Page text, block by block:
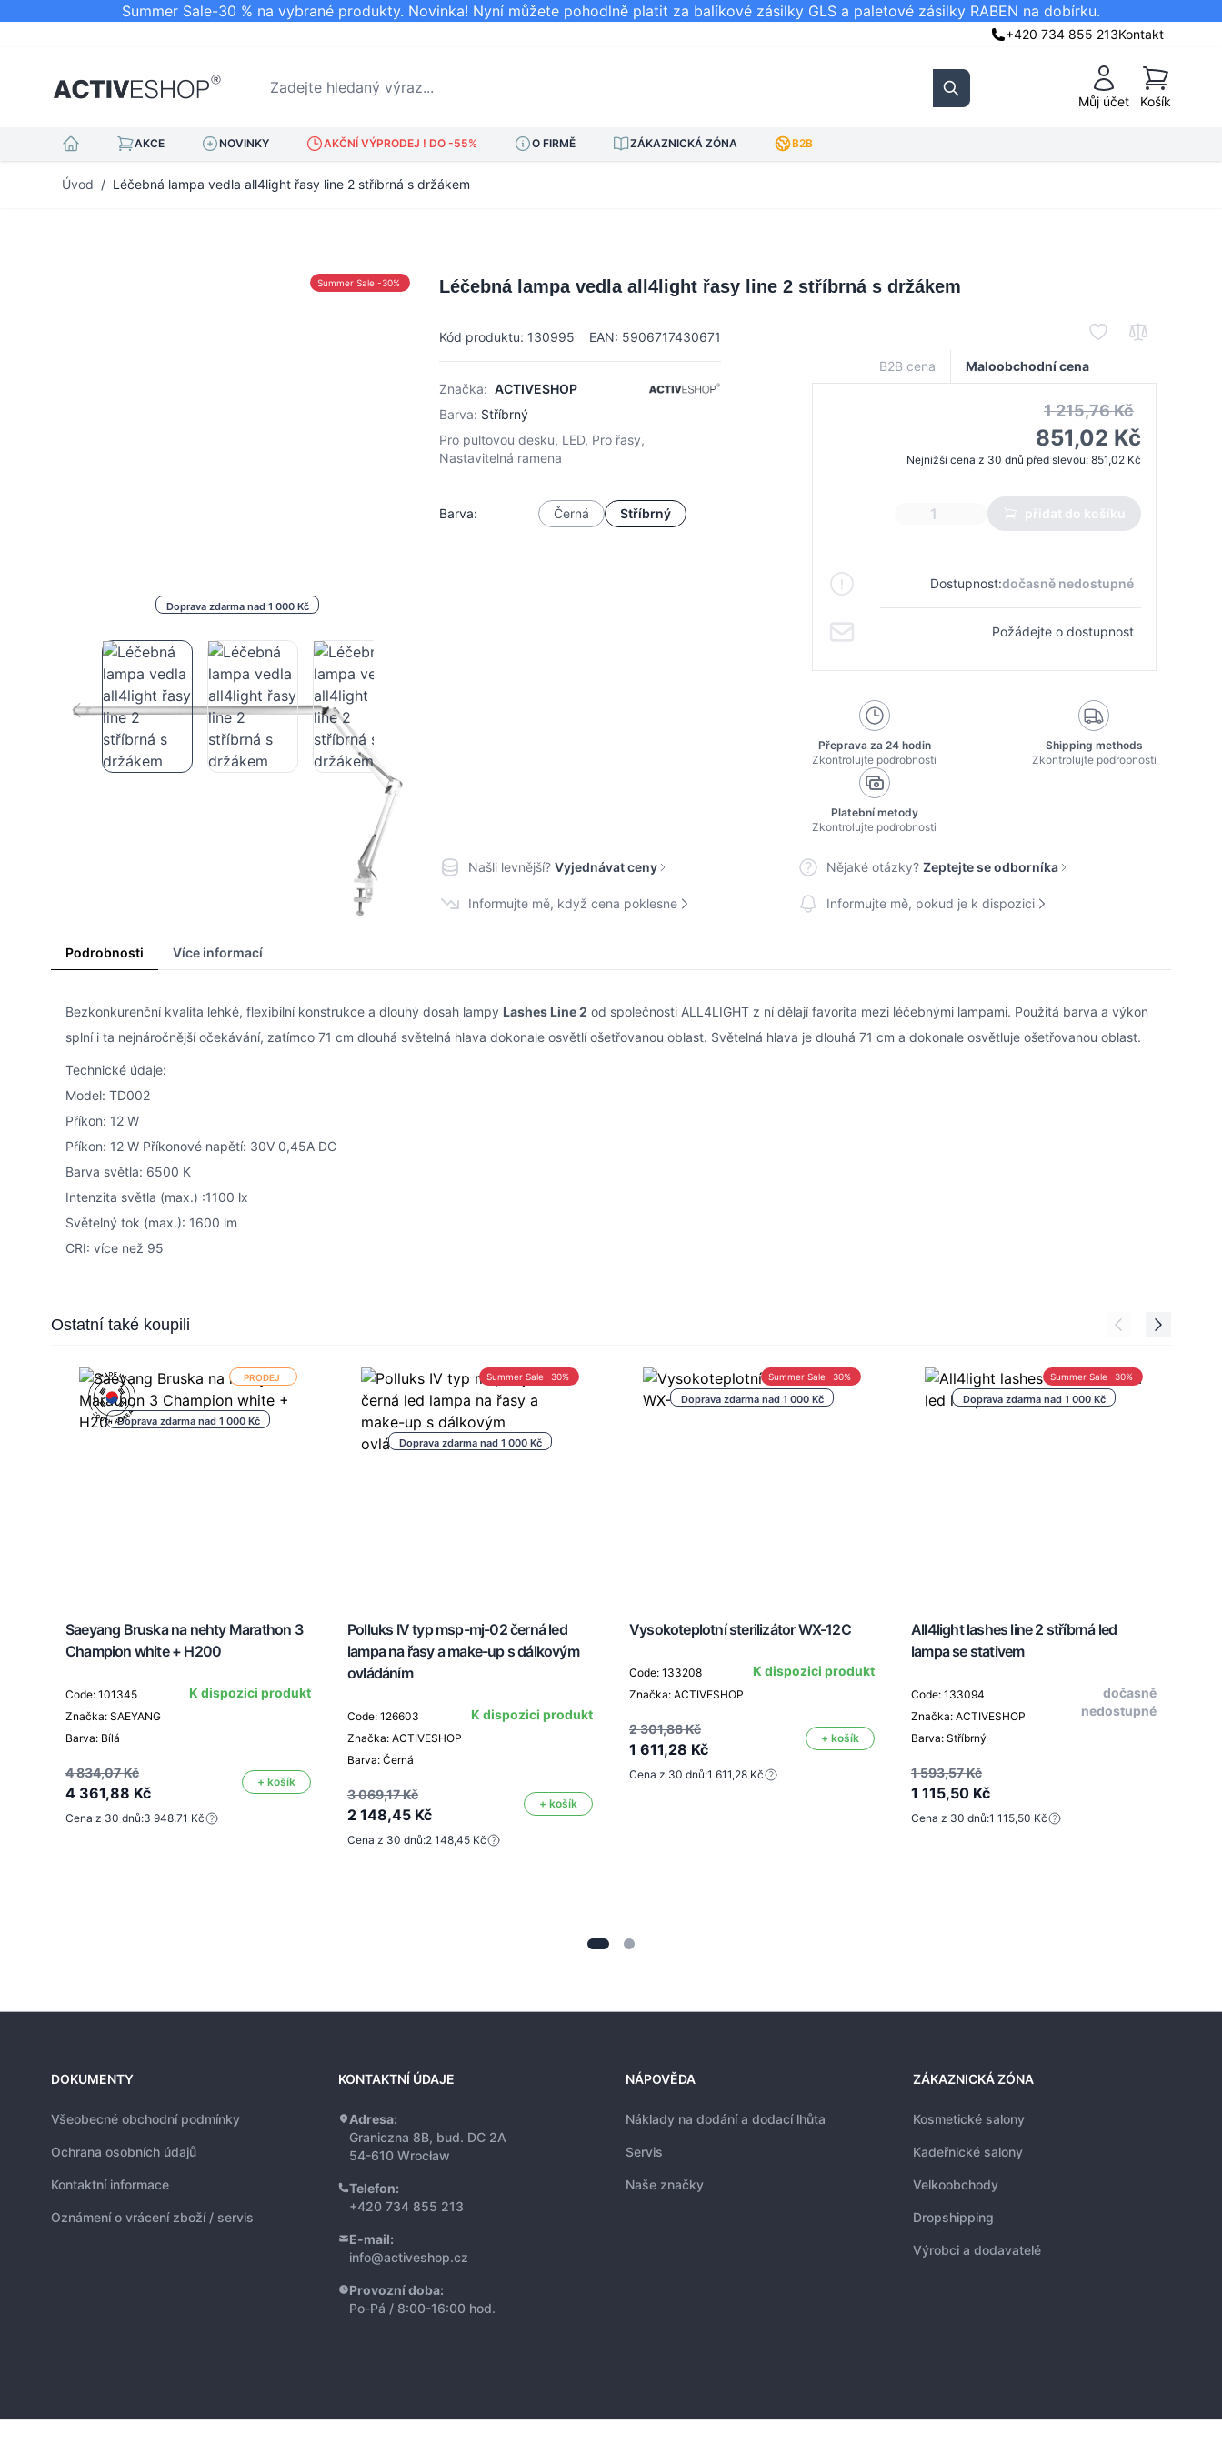
Summer Sale-30 % na vybrané produkty. Novinka! Nyní můžete pohodlně platit za balíkové zásilky GLS a paletové zásilky RABEN na dobírku.
+420 734 855 213Kontakt
Zadejte hledaný výraz...
Search Můj účet
Košík
Košík
AKCE NOVINKY AKČNÍ VÝPRODEJ ! DO -55% O FIRMĚ ZÁKAZNICKÁ ZÓNA B2B
Úvod / Léčebná lampa vedla all4light řasy line 2 stříbrná s držákem
Doprava zdarma nad 1 000 Kč
Summer Sale -30% Léčebná lampa vedla all4light řasy line 2 stříbrná s držákem
Kód produktu: 130995 EAN: 5906717430671
Značka: ACTIVESHOP
Barva: Stříbrný
Pro pultovou desku, LED, Pro řasy,
Nastavitelná ramena
Barva: Černá Stříbrný
B2B cena Maloobchodní cena
1 215,76 Kč
851,02 Kč
Nejnižší cena z 30 dnů před slevou: 851,02 Kč
přidat do košíku
Dostupnost:dočasně nedostupné
Požádejte o dostupnost
Přeprava za 24 hodin
Zkontrolujte podrobnosti
Shipping methods
Zkontrolujte podrobnosti
Platební metody
Zkontrolujte podrobnosti
Našli levnější? Vyjednávat ceny Nějaké otázky? Zeptejte se odborníka
Informujte mě, když cena poklesne Informujte mě, pokud je k dispozici
Podrobnosti Více informací
Bezkonkurenční kvalita lehké, flexibilní konstrukce a dlouhý dosah lampy Lashes Line 2 od společnosti ALL4LIGHT z ní dělají favorita mezi léčebnými lampami. Použitá barva a výkon
splní i ta nejnáročnější očekávání, zatímco 71 cm dlouhá světelná hlava dokonale osvětlí ošetřovanou oblast. Světelná hlava je dlouhá 71 cm a dokonale osvětluje ošetřovanou oblast.
Technické údaje:
Model: TD002
Příkon: 12 W
Příkon: 12 W Příkonové napětí: 30V 0,45A DC
Barva světla: 6500 K
Intenzita světla (max.) :1100 lx
Světelný tok (max.): 1600 lm
CRI: více než 95
Press to skip carousel
Ostatní také koupili
PRODEJ
Doprava zdarma nad 1 000 Kč
Saeyang Bruska na nehty Marathon 3
Champion white + H200
Code: 101345
Značka: SAEYANG
Barva: Bílá
K dispozici produkt
4 834,07 Kč
4 361,88 Kč
+ košík
Cena z 30 dnů:3 948,71 Kč
Doprava zdarma nad 1 000 Kč
Summer Sale -30%
Polluks IV typ msp-mj-02 černá led
lampa na řasy a make-up s dálkovým
ovládáním
Code: 126603
Značka: ACTIVESHOP
Barva: Černá
K dispozici produkt
3 069,17 Kč
2 148,45 Kč
+ košík
Cena z 30 dnů:2 148,45 Kč
Doprava zdarma nad 1 000 Kč
Summer Sale -30%
Vysokoteplotní sterilizátor WX-12C
Code: 133208
Značka: ACTIVESHOP
K dispozici produkt
2 301,86 Kč
1 611,28 Kč
+ košík
Cena z 30 dnů:1 611,28 Kč
Doprava zdarma nad 1 000 Kč
Summer Sale -30%
All4light lashes line 2 stříbrná led
lampa se stativem
Code: 133094
Značka: ACTIVESHOP
Barva: Stříbrný
dočasně
nedostupné
1 593,57 Kč
1 115,50 Kč
Cena z 30 dnů:1 115,50 Kč
DOKUMENTY
Všeobecné obchodní podmínky
Ochrana osobních údajů
Kontaktní informace
Oznámení o vrácení zboží / servis
KONTAKTNÍ ÚDAJE
Adresa:
Graniczna 8B, bud. DC 2A
54-610 Wrocław
Telefon:
+420 734 855 213
E-mail:
info@activeshop.cz
Provozní doba:
Po-Pá / 8:00-16:00 hod.
NÁPOVĚDA
Náklady na dodání a dodací lhůta
Servis
Naše značky
ZÁKAZNICKÁ ZÓNA
Kosmetické salony
Kadeřnické salony
Velkoobchody
Dropshipping
Výrobci a dodavatelé